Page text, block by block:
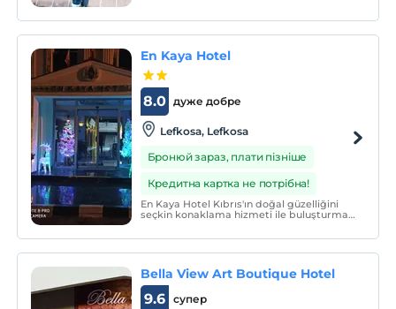
En Kaya Hotel
дуже добре
8.0
Lefkosa, Lefkosa
Бронюй зараз, плати пізніше
Кредитна картка не потрібна!
En Kaya Hotel Kıbrıs'ın doğal güzelliğini
seçkin konaklama hizmeti ile buluşturmak
Bella View Art Boutique Hotel
супер
9.6